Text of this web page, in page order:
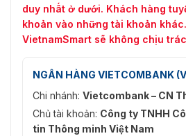
duy nhất ở dưới. Khách hàng
khoản vào những tài khoản
VietnamSmart sẽ không chịu
NGÂN HÀNG VIETCOMBANK
Chi nhánh: Vietcombank – CN
Chủ tài khoản: Công ty TNHH
tin Thông minh Việt Nam